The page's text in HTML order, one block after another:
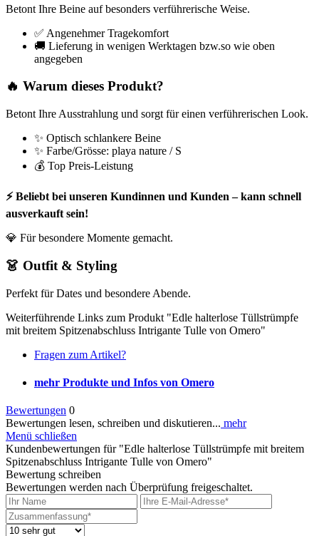
Betont Ihre Beine auf besonders verführerische Weise.
✅ Angenehmer Tragekomfort
🚚 Lieferung in wenigen Werktagen bzw.so wie oben
angegeben
🔥 Warum dieses Produkt?
Betont Ihre Ausstrahlung und sorgt für einen verführerischen Look.
✨ Optisch schlankere Beine
✨ Farbe/Grösse: playa nature / S
💰 Top Preis-Leistung
⚡ Beliebt bei unseren Kundinnen und Kunden – kann schnell
ausverkauft sein!
💎 Für besondere Momente gemacht.
👗 Outfit & Styling
Perfekt für Dates und besondere Abende.
Weiterführende Links zum Produkt "Edle halterlose Tüllstrümpfe
mit breitem Spitzenabschluss Intrigante Tulle von Omero"
Fragen zum Artikel?
mehr Produkte und Infos von Omero
Bewertungen 0
Bewertungen lesen, schreiben und diskutieren... mehr
Menü schließen
Kundenbewertungen für "Edle halterlose Tüllstrümpfe mit breitem
Spitzenabschluss Intrigante Tulle von Omero"
Bewertung schreiben
Bewertungen werden nach Überprüfung freigeschaltet.